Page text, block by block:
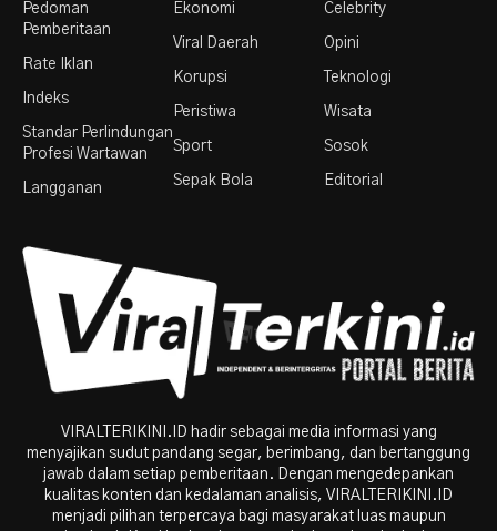
Pedoman
Pemberitaan
Rate Iklan
Indeks
Standar Perlindungan
Profesi Wartawan
Langganan
Ekonomi
Viral Daerah
Korupsi
Peristiwa
Sport
Sepak Bola
Celebrity
Opini
Teknologi
Wisata
Sosok
Editorial
VIRALTERIKINI.ID hadir sebagai media informasi yang
menyajikan sudut pandang segar, berimbang, dan bertanggung
jawab dalam setiap pemberitaan. Dengan mengedepankan
kualitas konten dan kedalaman analisis, VIRALTERIKINI.ID
menjadi pilihan terpercaya bagi masyarakat luas maupun